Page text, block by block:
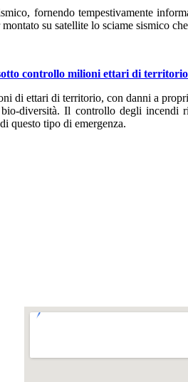
fornendo tempestivamente
su satellite lo sciame sismico
controllo milioni ettari di territorio
ettari di territorio, con danni a
diversità. Il controllo degli
questo tipo di emergenza.